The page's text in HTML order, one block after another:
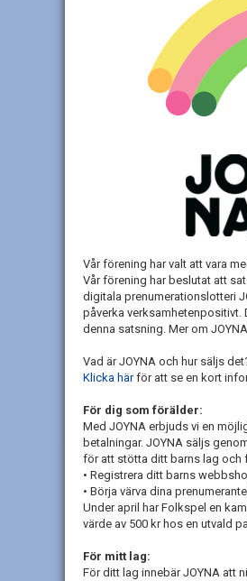
Vår förening har valt att vara
Vår förening har beslutat att
digitala prenumerationslotteri
påverka verksamhetenpositivt.
denna satsning. Mer om
Vad är JOYNA och hur säljs
Klicka härför att se en kort
För dig som förälder:
Med JOYNA erbjuds vi en
betalningar. JOYNA säljs
för att stötta ditt barns lag och
• Registrera ditt barns
• Börja värva dina
Under april harFolkspel en
värde av 500 kr hos en utvald
För mitt lag:
För ditt lag innebär JOYNA att